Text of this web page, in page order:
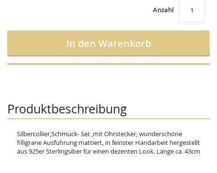
Anzahl
In den Warenkorb
Produktbeschreibung
Silbercollier,Schmuck- Set ,mit Ohrstecker, wunderschöne
filligrane Ausführung mattiert, in feinster Handarbeit hergestellt
aus 925er Sterlingsiber für einen dezenten Look. Länge ca. 43cm